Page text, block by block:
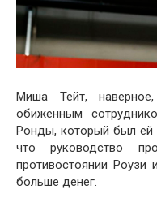
Миша Тейт,
обиженным
Ронды, который был ей
что руководство
противостоянии
больше денег.